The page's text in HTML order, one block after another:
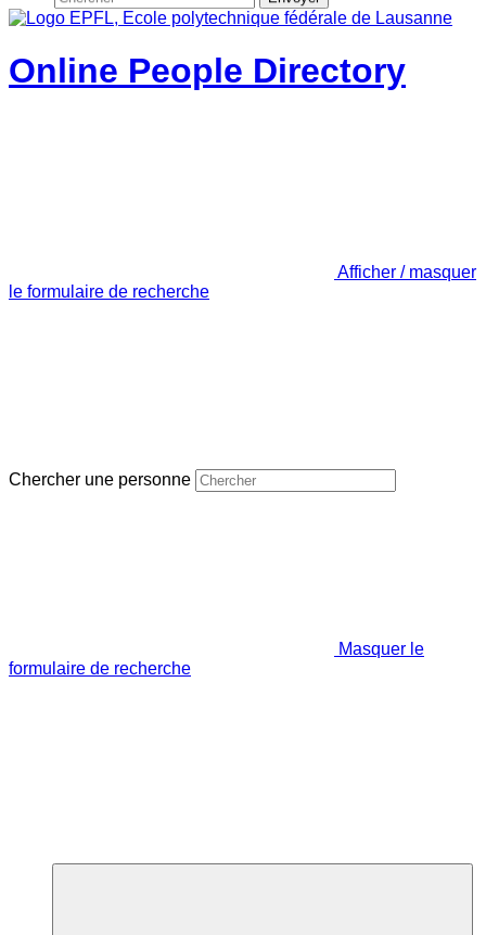
Online People Directory
Afficher / masquer
le formulaire de recherche
Chercher une personne
Masquer le
formulaire de recherche